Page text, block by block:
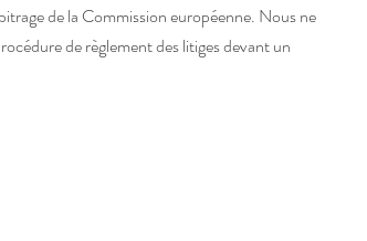
de la Commission européenne. Nous ne
de règlement des litiges devant un